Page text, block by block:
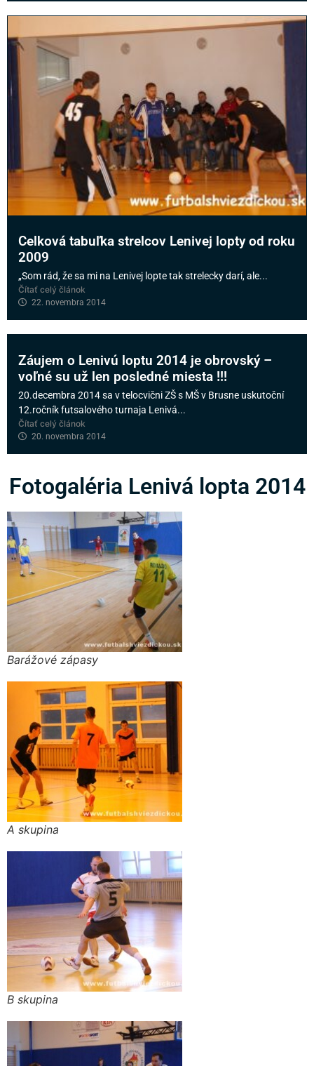
Celková tabuľka strelcov Lenivej lopty od roku
2009
„Som rád, že sa mi na Lenivej lopte tak strelecky darí, ale...
Čítať celý článok
22. novembra 2014
Záujem o Lenivú loptu 2014 je obrovský –
voľné su už len posledné miesta !!!
20.decembra 2014 sa v telocvični ZŠ s MŠ v Brusne uskutoční
12.ročník futsalového turnaja Lenivá...
Čítať celý článok
20. novembra 2014
Fotogaléria Lenivá lopta 2014
Barážové zápasy
A skupina
B skupina